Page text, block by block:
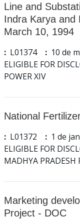
Line and
Indra Karya and
March 10, 1994
: L01374 : 10 de
ELIGIBLE FOR
POWER XIV
National
: L01372 : 1 de
ELIGIBLE FOR
MADHYA PRADESH
Marketing
Project - DOC